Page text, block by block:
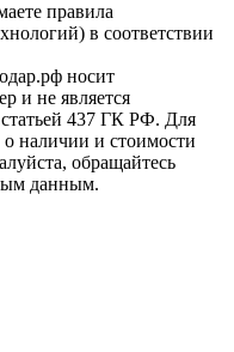
правила
в соответствии
носит
и не является
437 ГК РФ. Для
наличии и стоимости
обращайтесь
данным.